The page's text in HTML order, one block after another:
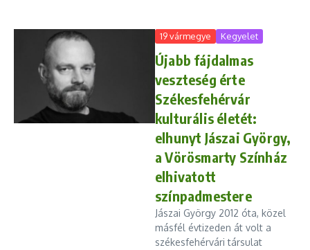
19 vármegye Kegyelet
Újabb fájdalmas
veszteség érte
Székesfehérvár
kulturális életét:
elhunyt Jászai György,
a Vörösmarty Színház
elhivatott
színpadmestere
Jászai György 2012 óta, közel
másfél évtizeden át volt a
székesfehérvári társulat